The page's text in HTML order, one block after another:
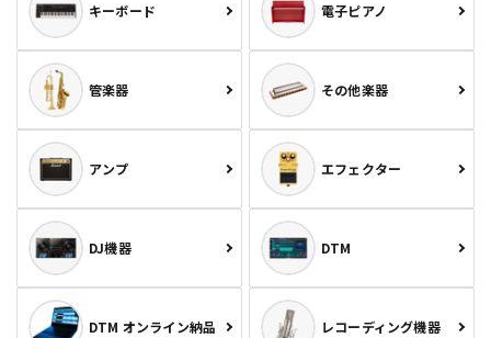
キーボード 電子ピアノ
管楽器 その他楽器
アンプ エフェクター
DJ機器 DTM
DTM オンライン納品 レコーディング機器